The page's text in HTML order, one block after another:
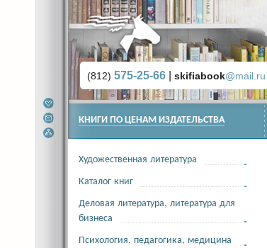
(812) 575-25-66 skifiabook@mail.ru
КНИГИ ПО ЦЕНАМ ИЗДАТЕЛЬСТВА
Художественная литература
Каталог книг
Деловая литература, литература для
бизнеса
Психология, педагогика, медицина